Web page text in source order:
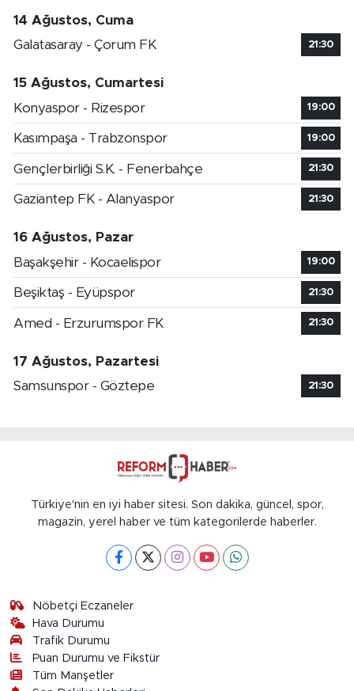
14 Ağustos, Cuma
Galatasaray - Çorum FK
21:30
15 Ağustos, Cumartesi
Konyaspor - Rizespor
19:00
Kasımpaşa - Trabzonspor 19:00
Gençlerbirliği S.K. - Fenerbahçe 21:30
Gaziantep FK - Alanyaspor 21:30
16 Ağustos, Pazar
Başakşehir - Kocaelispor
19:00
Beşiktaş - Eyüpspor 21:30
Amed - Erzurumspor FK 21:30
17 Ağustos, Pazartesi
Samsunspor - Göztepe
21:30
Türkiye'nin en iyi haber sitesi. Son dakika, güncel, spor,
magazin, yerel haber ve tüm kategorilerde haberler.
Nöbetçi Eczaneler
Hava Durumu
Trafik Durumu
Puan Durumu ve Fikstür
Tüm Manşetler